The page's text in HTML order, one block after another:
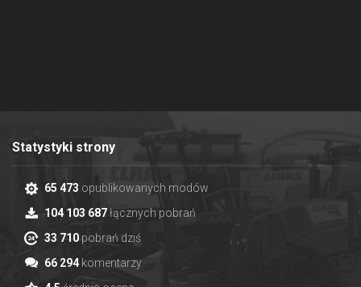
Statystyki strony
65 473 opublikowanych modów
104 103 687łącznych pobrań
33 710pobrań dziś
66 294komentarzy